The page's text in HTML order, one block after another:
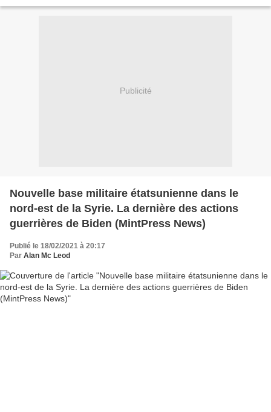
Publicité
Nouvelle base militaire étatsunienne dans le
nord-est de la Syrie. La dernière des actions
guerrières de Biden (MintPress News)
Publié le 18/02/2021 à 20:17
Par Alan Mc Leod